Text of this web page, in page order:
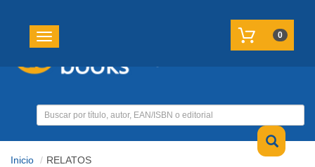
Toggle navigation 0
Inicio RELATOS